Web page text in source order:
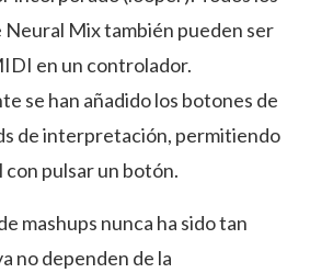
Mix también pueden ser
en un controlador.
se han añadido los botones de
de interpretación, permitiendo
con pulsar un botón.
mashups nunca ha sido tan
no dependen de la